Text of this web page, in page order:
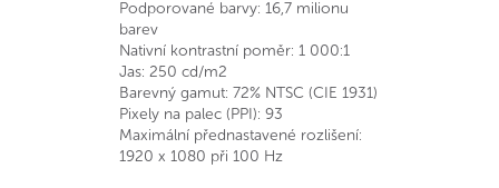
Podporované barvy: 16,7 milionu
barev
Nativní kontrastní poměr: 1 000:1
Jas: 250 cd/m2
Barevný gamut: 72% NTSC (CIE 1931)
Pixely na palec (PPI): 93
Maximální přednastavené rozlišení:
1920 x 1080 při 100 Hz